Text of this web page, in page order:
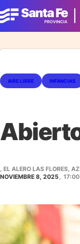
AIRE LIBRE INFANCIAS
, EL ALERO LAS FLORES,
NOVIEMBRE 8, 2025
17:00